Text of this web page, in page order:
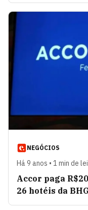
NEGÓCIOS
Há 9 anos • 1 min de
Accor paga
26 hotéis da